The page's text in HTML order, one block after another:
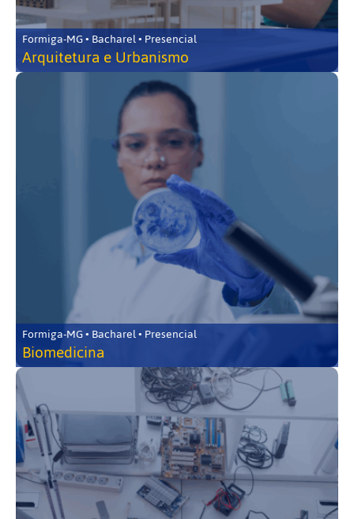
Formiga-MG • Bacharel • Presencial
Arquitetura e Urbanismo
Formiga-MG • Bacharel • Presencial
Biomedicina